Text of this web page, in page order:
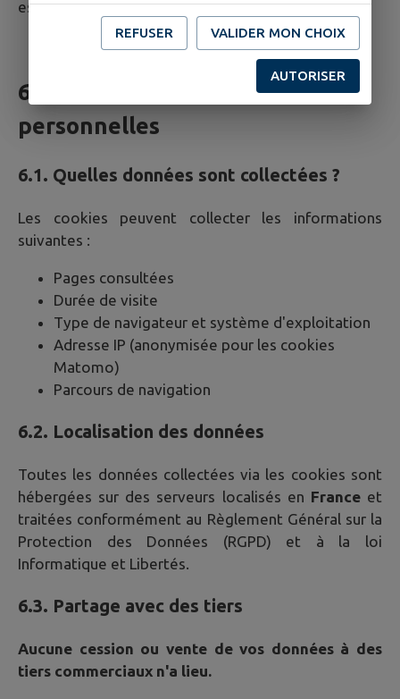
est valable6 mois.
6. Cookies et données
personnelles
6.1. Quelles données sont collectées ?
Les cookies peuvent collecter les informations
suivantes :
Pages consultées
Durée de visite
Type de navigateur et système d'exploitation
Adresse IP (anonymisée pour les cookies
Matomo)
Parcours de navigation
6.2. Localisation des données
Toutes les données collectées via les cookies sont
hébergées sur des serveurs localisés en Franceet
traitées conformément au Règlement Général sur la
Protection des Données (RGPD) et à la loi
Informatique et Libertés.
6.3. Partage avec des tiers
Aucune cession ou vente de vos données à des
tiers commerciaux n'a lieu.
REFUSER VALIDER MON CHOIX
AUTORISER